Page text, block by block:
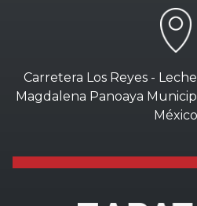
Carretera Los Reyes -
Magdalena Panoaya
México